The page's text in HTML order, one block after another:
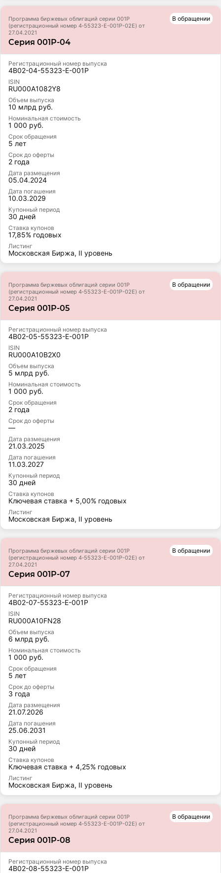
Программа биржевых облигаций серии 001Р
(регистрационный номер 4‑55323-E-001P-02E) от
27.04.2021
Серия 001P-04
В обращении
Регистрационный номер выпуска
4B02-04-55323-E-001P
ISIN
RU000A1082Y8
Объем выпуска
10 млрд руб.
Номинальная стоимость
1 000 руб.
Срок обращения
5 лет
Срок до оферты
2 года
Дата размещения
05.04.2024
Дата погашения
10.03.2029
Купонный период
30 дней
Ставка купонов
17,85% годовых
Листинг
Московская Биржа, II уровень
Программа биржевых облигаций серии 001Р
(регистрационный номер 4‑55323-E-001P-02E) от
27.04.2021
Серия 001P-05
В обращении
Регистрационный номер выпуска
4B02-05-55323-E-001P
ISIN
RU000A10B2X0
Объем выпуска
5 млрд руб.
Номинальная стоимость
1 000 руб.
Срок обращения
2 года
Срок до оферты
—
Дата размещения
21.03.2025
Дата погашения
11.03.2027
Купонный период
30 дней
Ставка купонов
Ключевая ставка + 5,00% годовых
Листинг
Московская Биржа, II уровень
Программа биржевых облигаций серии 001Р
(регистрационный номер 4‑55323-E-001P-02E) от
27.04.2021
Серия 001P-07
В обращении
Регистрационный номер выпуска
4B02-07-55323-E-001P
ISIN
RU000A10FN28
Объем выпуска
6 млрд руб.
Номинальная стоимость
1 000 руб.
Срок обращения
5 лет
Срок до оферты
3 года
Дата размещения
21.07.2026
Дата погашения
25.06.2031
Купонный период
30 дней
Ставка купонов
Ключевая ставка + 4,25% годовых
Листинг
Московская Биржа, II уровень
Программа биржевых облигаций серии 001Р
(регистрационный номер 4‑55323-E-001P-02E) от
27.04.2021
Серия 001P-08
В обращении
Регистрационный номер выпуска
4B02-08-55323-E-001P